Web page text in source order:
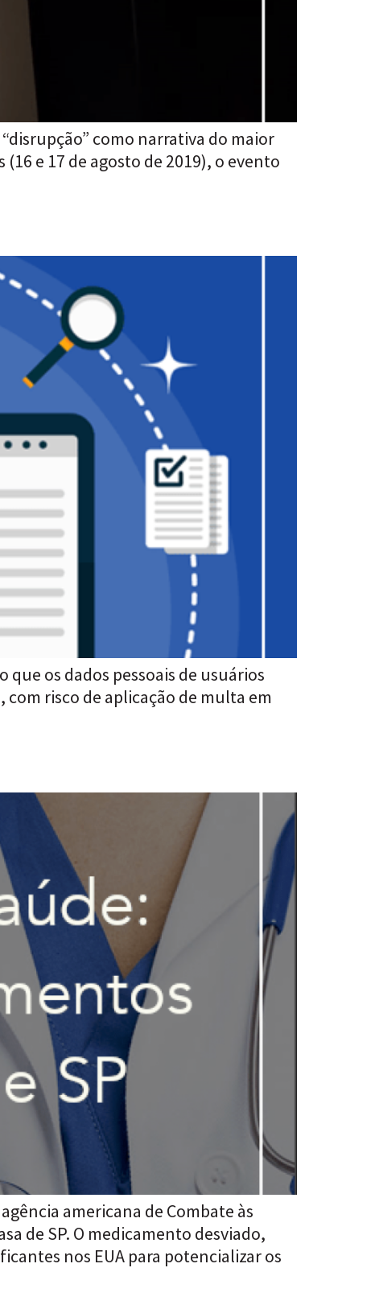
como narrativa do maior
e 17 de agosto de 2019), o evento
que os dados pessoais de usuários
risco de aplicação de multa em
americana de Combate às
de SP. O medicamento desviado,
nos EUA para potencializar os